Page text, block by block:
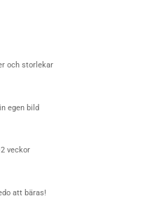
och storlekar
egen bild
veckor
att bäras!